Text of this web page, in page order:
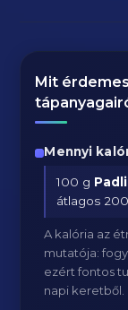
Mit
Mennyi
100 g
átlagos
A kalória az
mutatója:
ezért fontos
napi keretből.